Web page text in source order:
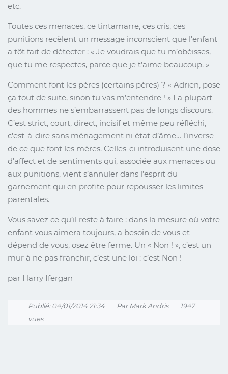
etc.
Toutes ces menaces, ce tintamarre, ces cris, ces
punitions recèlent un message inconscient que l’enfant
a tôt fait de détecter : « Je voudrais que tu m’obéisses,
que tu me respectes, parce que je t’aime beaucoup. »
Comment font les pères (certains pères) ? « Adrien, pose
ça tout de suite, sinon tu vas m’entendre ! » La plupart
des hommes ne s’embarrassent pas de longs discours.
C’est strict, court, direct, incisif et même peu réfléchi,
c'est-à-dire sans ménagement ni état d’âme… l’inverse
de ce que font les mères. Celles-ci introduisent une dose
d’affect et de sentiments qui, associée aux menaces ou
aux punitions, vient s’annuler dans l’esprit du
garnement qui en profite pour repousser les limites
parentales.
Vous savez ce qu’il reste à faire : dans la mesure où votre
enfant vous aimera toujours, a besoin de vous et
dépend de vous, osez être ferme. Un « Non ! », c’est un
mur à ne pas franchir, c’est une loi : c’est Non !
par Harry Ifergan
Publié: 04/01/2014 21:34 Par Mark Andris
1947
vues